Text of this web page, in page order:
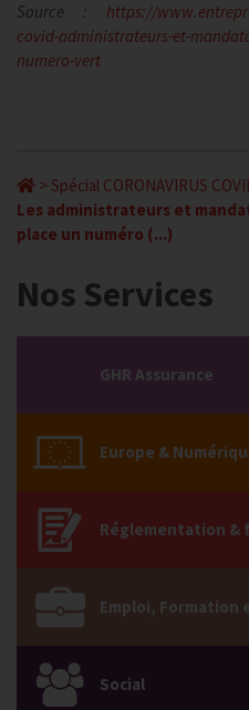
Source : https://
covid-administrateurs-et-
numero-vert
> Spécial CORONAVIRUS
Les administrateurs et
place un numéro (...)
Nos Services
GHR Assurance
Europe &
Réglementation &
Emploi, Formation
Social